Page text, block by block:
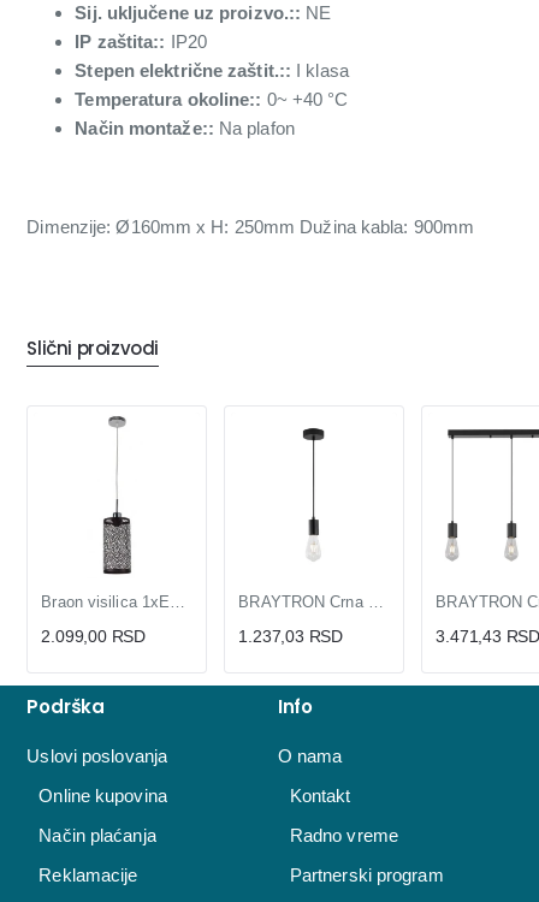
Sij. uključene uz proizvo.:: NE
IP zaštita:: IP20
Stepen električne zaštit.:: I klasa
Temperatura okoline:: 0~ +40 °C
Način montaže:: Na plafon
Dimenzije: Ø160mm x H: 250mm Dužina kabla: 900mm
Slični proizvodi
2.099,00 RSD 1.237,03 RSD 3.471,43 RSD
Podrška
Uslovi poslovanja
Online kupovina
Način plaćanja
Reklamacije
Info
O nama
Kontakt
Radno vreme
Partnerski program